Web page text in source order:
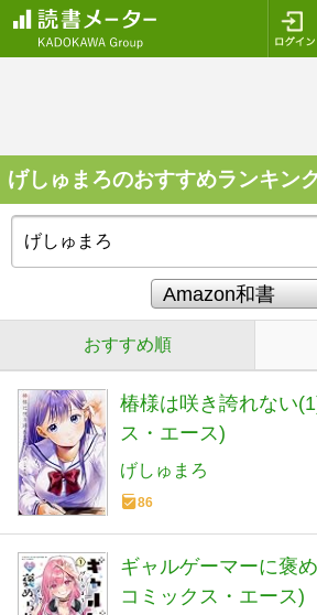
げしゅまろのおすすめランキン
おすすめ順
椿様は咲き誇れない
ス・エース)
げしゅまろ
86
ギャルゲーマーに褒
コミックス・エース)